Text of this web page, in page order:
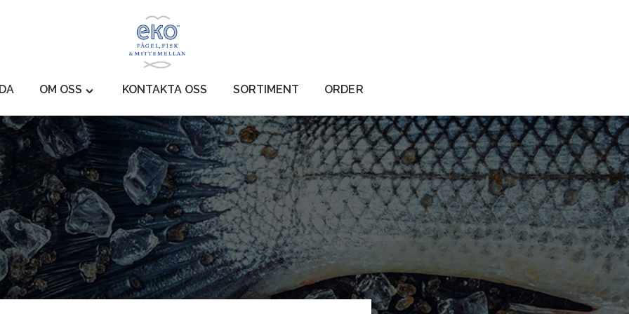
OM OSS
Toggle
"Om
Oss"
menu
KONTAKTA OSS SORTIMENT ORDER